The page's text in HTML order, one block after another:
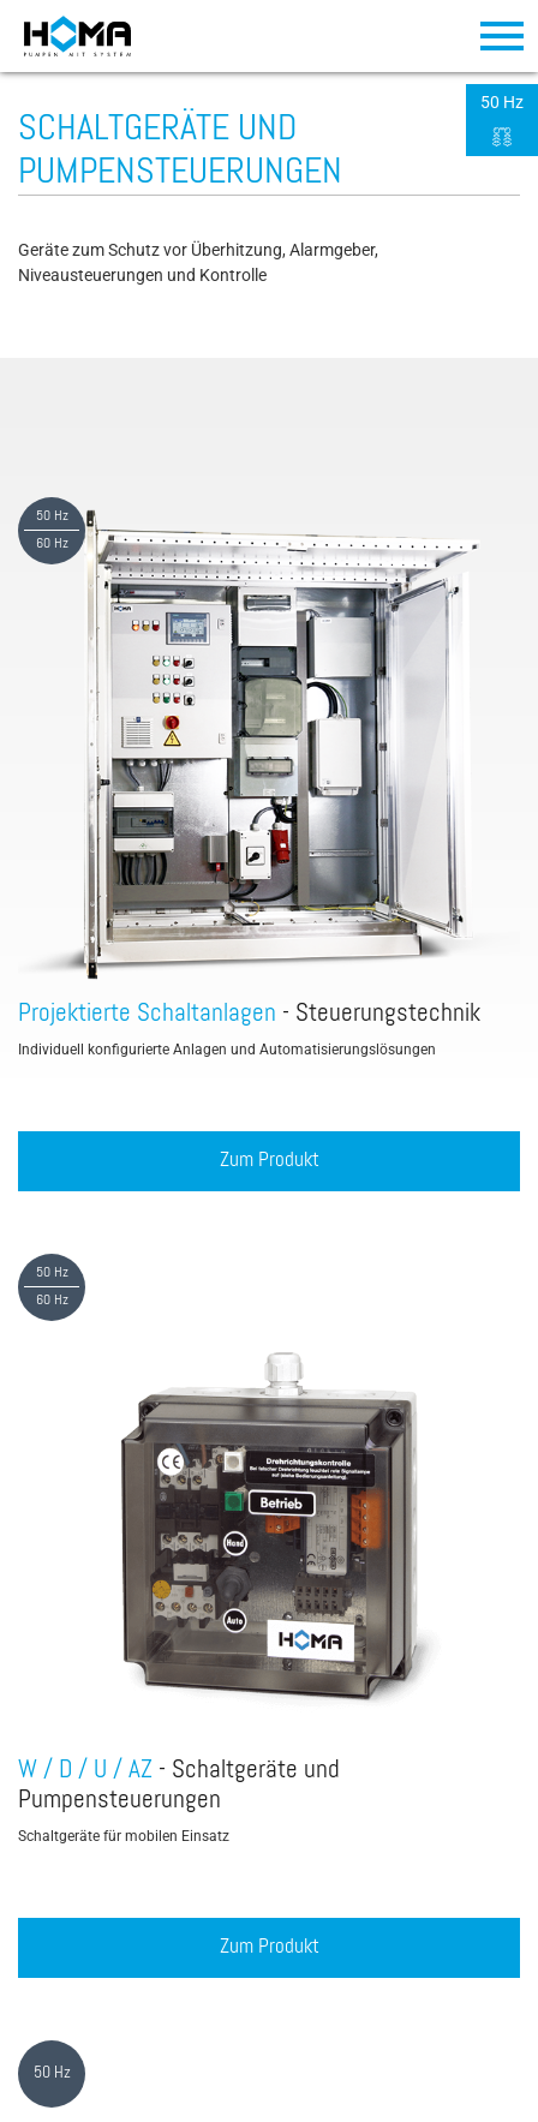
SCHALTGERÄTE UND
PUMPENSTEUERUNGEN
Geräte zum Schutz vor Überhitzung, Alarmgeber,
Niveausteuerungen und Kontrolle
50 Hz
60 Hz
Projektierte Schaltanlagen - Steuerungstechnik
Individuell konfigurierte Anlagen und Automatisierungslösungen
Zum Produkt
50 Hz
60 Hz
W / D / U / AZ - Schaltgeräte und
Pumpensteuerungen
Schaltgeräte für mobilen Einsatz
Zum Produkt
50 Hz
50 Hz